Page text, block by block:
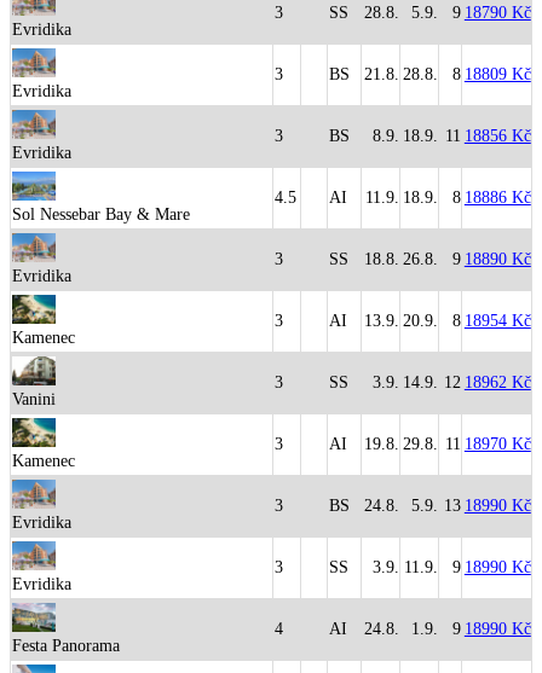
Evridika
3 SS 28.8. 5.9. 9 18790 Kč
Evridika
3 BS 21.8. 28.8. 8 18809 Kč
Evridika
3 BS 8.9. 18.9. 11 18856 Kč
Sol Nessebar Bay & Mare
4.5 AI 11.9. 18.9. 8 18886 Kč
Evridika
3 SS 18.8. 26.8. 9 18890 Kč
Kamenec
3 AI 13.9. 20.9. 8 18954 Kč
Vanini
3 SS 3.9. 14.9. 12 18962 Kč
Kamenec
3 AI 19.8. 29.8. 11 18970 Kč
Evridika
3 BS 24.8. 5.9. 13 18990 Kč
Evridika
3 SS 3.9. 11.9. 9 18990 Kč
Festa Panorama
4 AI 24.8. 1.9. 9 18990 Kč